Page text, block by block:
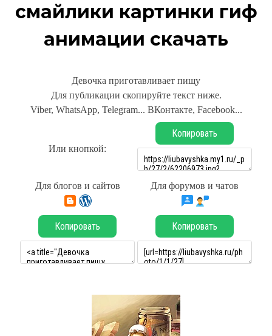
смайлики картинки гиф
анимации скачать
Девочка приготавливает пищу
Для публикации скопируйте текст ниже.
Viber, WhatsApp, Telegram... ВКонтакте, Facebook...
Или кнопкой:
Копировать
Для блогов и сайтов Для форумов и чатов
Копировать Копировать